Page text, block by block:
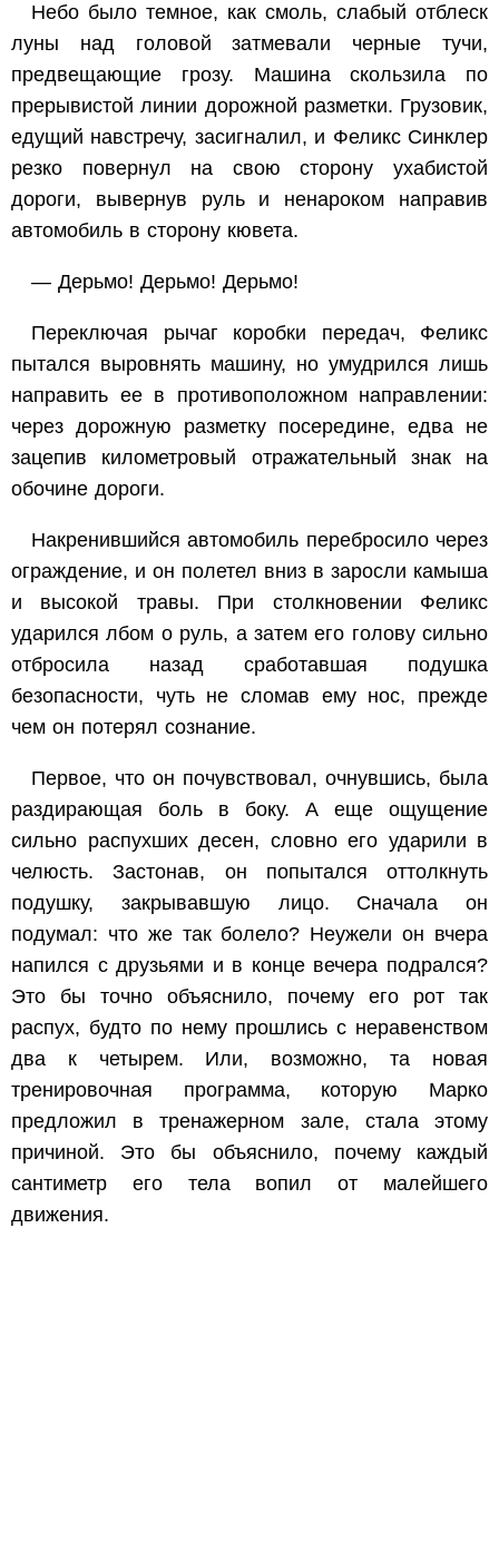
Небо было темное, как смоль, слабый отблеск
луны над головой затмевали черные тучи,
предвещающие грозу. Машина скользила по
прерывистой линии дорожной разметки. Грузовик,
едущий навстречу, засигналил, и Феликс Синклер
резко повернул на свою сторону ухабистой
дороги, вывернув руль и ненароком направив
автомобиль в сторону кювета.
— Дерьмо! Дерьмо! Дерьмо!
Переключая рычаг коробки передач, Феликс
пытался выровнять машину, но умудрился лишь
направить ее в противоположном направлении:
через дорожную разметку посередине, едва не
зацепив километровый отражательный знак на
обочине дороги.
Накренившийся автомобиль перебросило через
ограждение, и он полетел вниз в заросли камыша
и высокой травы. При столкновении Феликс
ударился лбом о руль, а затем его голову сильно
отбросила назад сработавшая подушка
безопасности, чуть не сломав ему нос, прежде
чем он потерял сознание.
Первое, что он почувствовал, очнувшись, была
раздирающая боль в боку. А еще ощущение
сильно распухших десен, словно его ударили в
челюсть. Застонав, он попытался оттолкнуть
подушку, закрывавшую лицо. Сначала он
подумал: что же так болело? Неужели он вчера
напился с друзьями и в конце вечера подрался?
Это бы точно объяснило, почему его рот так
распух, будто по нему прошлись с неравенством
два к четырем. Или, возможно, та новая
тренировочная программа, которую Марко
предложил в тренажерном зале, стала этому
причиной. Это бы объяснило, почему каждый
сантиметр его тела вопил от малейшего
движения.